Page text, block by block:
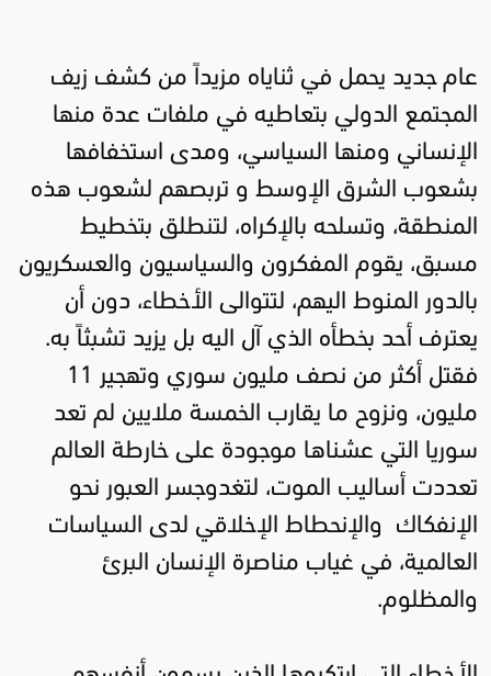
عام جديد يحمل في ثناياه مزيداً من كشف زيف
المجتمع الدولي بتعاطيه في ملفات عدة منها
الإنساني ومنها السياسي، ومدى استخفافها
بشعوب الشرق الإوسط و تربصهم لشعوب هذه
المنطقة، وتسلحه بالإكراه، لتنطلق بتخطيط
مسبق، يقوم المفكرون والسياسيون والعسكريون
بالدور المنوط اليهم، لتتوالى الأخطاء، دون أن
يعترف أحد بخطأه الذي آل اليه بل يزيد تشبثاً به.
فقتل أكثر من نصف مليون سوري وتهجير 11
مليون، ونزوح ما يقارب الخمسة ملايين لم تعد
سوريا التي عشناها موجودة على خارطة العالم
تعددت أساليب الموت، لتغدوجسر العبور نحو
الإنفكاك والإنحطاط الإخلاقي لدى السياسات
العالمية، في غياب مناصرة الإنسان البرئ
والمظلوم.